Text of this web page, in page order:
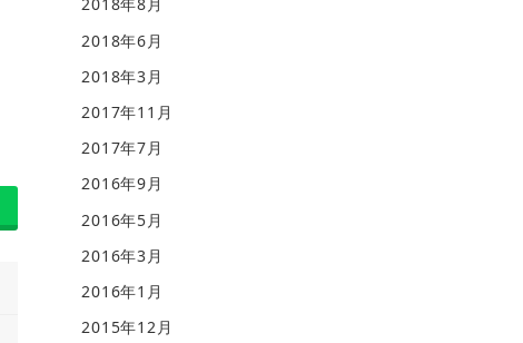
2018年8月
2018年6月
2018年3月
2017年11月
2017年7月
2016年9月
2016年5月
2016年3月
2016年1月
2015年12月